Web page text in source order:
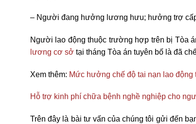
– Người đang hưởng lương hưu; hưởng trợ
Người lao động thuộc trường hợp trên bị Tòa
lương cơ sở tại tháng Tòa án tuyên bố là đã
Xem thêm: Mức hưởng chế độ tai nạn lao động
Hỗ trợ kinh phí chữa bệnh nghề nghiệp cho
Trên đây là bài tư vấn của chúng tôi gửi đến